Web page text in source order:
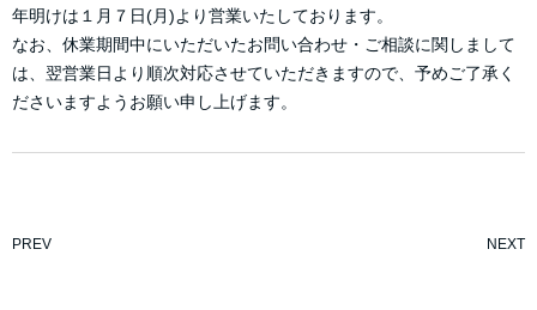
年明けは１月７日(月)より営業いたしております。
なお、休業期間中にいただいたお問い合わせ・ご相談に関しまして
は、翌営業日より順次対応させていただきますので、予めご了承く
ださいますようお願い申し上げます。
PREV NEXT